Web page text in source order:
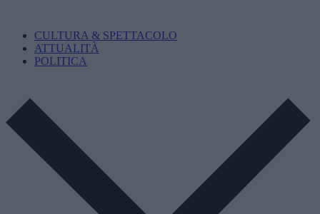
CULTURA & SPETTACOLO
ATTUALITÀ
POLITICA